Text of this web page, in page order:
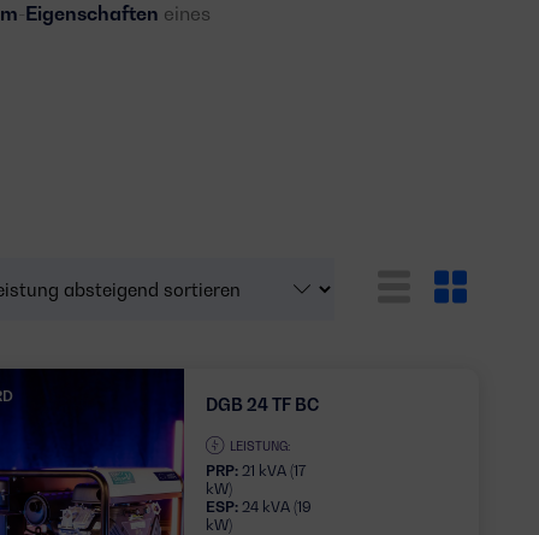
-Eigenschaften eines
DGB 24 TF BC
LEISTUNG:
PRP: 21 kVA (17
kW)
ESP: 24 kVA (19
kW)